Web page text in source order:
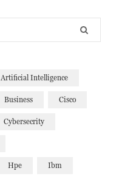
Artificial Intelligence
Business Cisco
Cybersecrity
Hpe Ibm